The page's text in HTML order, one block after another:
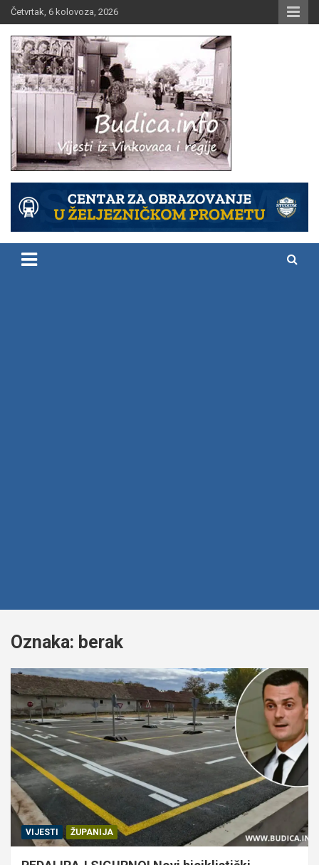
Skip
to
content
Četvrtak, 6 kolovoza, 2026
Budica.info
Oznaka: berak
VIJESTI ŽUPANIJA